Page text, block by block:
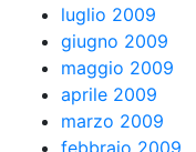
luglio 2009
giugno 2009
maggio 2009
aprile 2009
marzo 2009
febbraio 2009